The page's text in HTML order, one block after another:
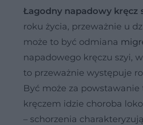
Łagodny napadowy kręcz
roku życia, przeważnie u
może to być odmiana
napadowego kręczu szyi,
to przeważnie występuje
Być może za
kręczem idzie choroba
– schorzenia